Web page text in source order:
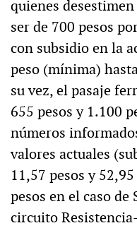
quienes
ser de 700 pesos
con subsidio en la
peso (mínima)
su vez, el pasaje
655 pesos y 1.100
números
valores actuales
11,57 pesos y
pesos en el caso de
circuito